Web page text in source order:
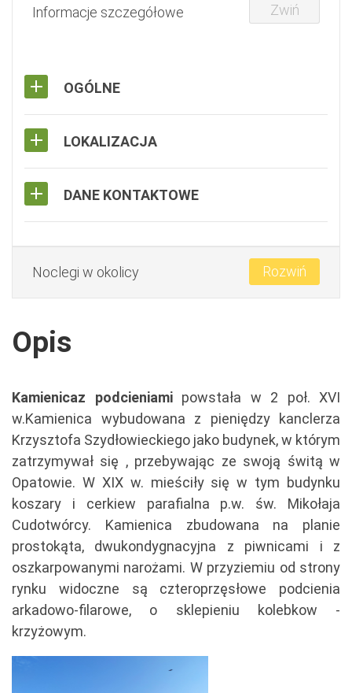
Informacje szczegółowe Zwiń
OGÓLNE
LOKALIZACJA
DANE KONTAKTOWE
Noclegi w okolicy Rozwiń
Opis
Kamienicaz podcieniamipowstała w 2 poł. XVI
w.Kamienica wybudowana z pieniędzy kanclerza
Krzysztofa Szydłowieckiego jako budynek, w którym
zatrzymywał się , przebywając ze swoją świtą w
Opatowie. W XIX w. mieściły się w tym budynku
koszary i cerkiew parafialna p.w. św. Mikołaja
Cudotwórcy. Kamienica zbudowana na planie
prostokąta, dwukondygnacyjna z piwnicami i z
oszkarpowanymi narożami. W przyziemiu od strony
rynku widoczne są czteroprzęsłowe podcienia
arkadowo-filarowe, o sklepieniu kolebkow -
krzyżowym.